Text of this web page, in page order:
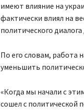
имеют влияние на
фактически влиял на
политического
По его словам, работа
уменьшить
«Когда мы начали с
сошел с политической